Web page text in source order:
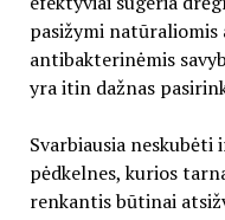
pasižymi
antibakterinėmis
yra itin dažnas
Svarbiausia
pėdkelnes, kurios
renkantis būtinai